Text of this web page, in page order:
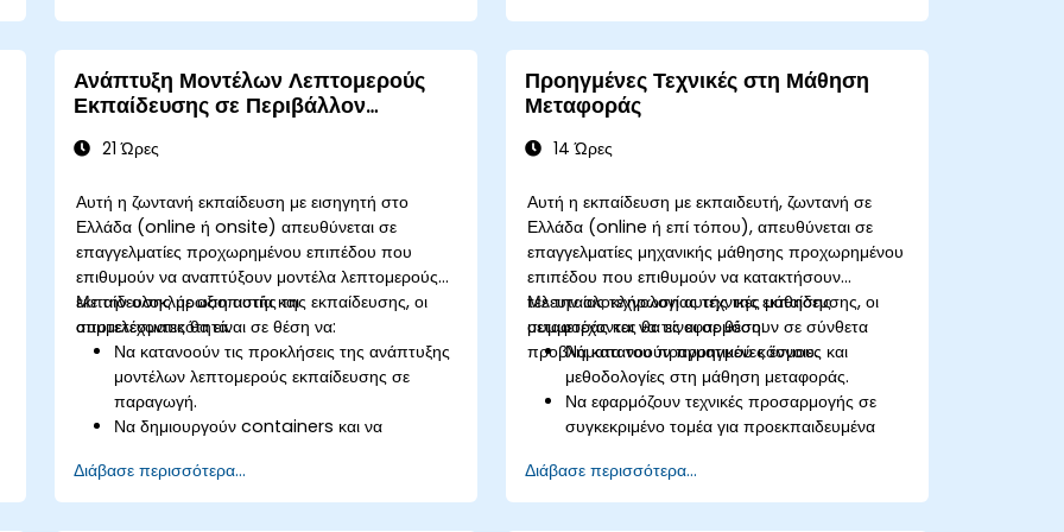
την προσαρμογή των LLM με ελάχιστα
δεδομένα.
Βελτιστοποιούν την απόδοση των LLM για
πρακτικές εφαρμογές.
Ρυθμίσουν λεπτομερώς πολυτροπικά
μοντέλα για συγκεκριμένες εργασίες.
Βελτιστοποιήσουν μοντέλα για εφαρμογές
πραγματικού κόσμου και απόδοση.
Ανάπτυξη Μοντέλων Λεπτομερούς
Εκπαίδευσης σε Περιβάλλον
21 Ώρες
Αυτή η ζωντανή εκπαίδευση με εισηγητή στο
Ελλάδα (online ή onsite) απευθύνεται σε
επαγγελματίες προχωρημένου επιπέδου που
επιθυμούν να αναπτύξουν μοντέλα λεπτομερούς
εκπαίδευσης με αξιοπιστία και
αποτελεσματικότητα.
Με την ολοκλήρωση αυτής της εκπαίδευσης, οι
συμμετέχοντες θα είναι σε θέση να:
Να κατανοούν τις προκλήσεις της ανάπτυξης
μοντέλων λεπτομερούς εκπαίδευσης σε
παραγωγή.
Να δημιουργούν containers και να
εργαλεία όπως το Docker και το
Kubernetes.
Να υλοποιούν παρακολούθηση και
Διάβασε περισσότερα...
Προηγμένες Τεχνικές στη Μάθηση
Μεταφοράς
14 Ώρες
Αυτή η εκπαίδευση με εκπαιδευτή, ζωντανή σε
Ελλάδα (online ή επί τόπου), απευθύνεται σε
επαγγελματίες μηχανικής μάθησης προχωρημένου
επιπέδου που επιθυμούν να κατακτήσουν
τελευταίας τεχνολογίας τεχνικές μάθησης
μεταφοράς και να τις εφαρμόσουν σε σύνθετα
προβλήματα του πραγματικού κόσμου.
Με την ολοκλήρωση αυτής της εκπαίδευσης, οι
συμμετέχοντες θα είναι σε θέση:
Να κατανοούν προηγμένες έννοιες και
μεθοδολογίες στη μάθηση μεταφοράς.
Να εφαρμόζουν τεχνικές προσαρμογής σε
συγκεκριμένο τομέα για προεκπαιδευμένα
Να εφαρμόζουν συνεχή μάθηση για τη
διαχείριση εξελισσόμενων εργασιών και
συνόλων δεδομένων.
Διάβασε περισσότερα...